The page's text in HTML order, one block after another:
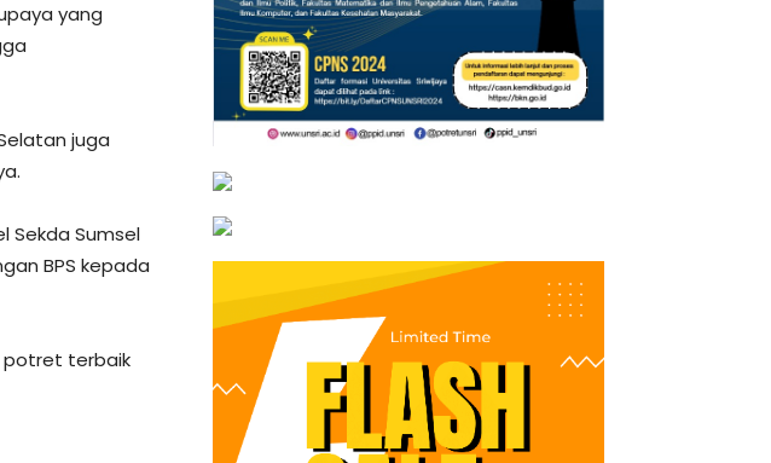
yang
juga
Sekda Sumsel
BPS kepada
potret terbaik